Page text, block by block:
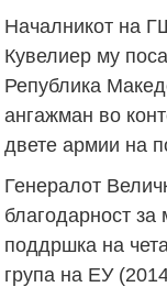
Началникот на
Кувелиер му
Република
ангажман во
двете армии на
Генералот
благодарност за
поддршка на
група на ЕУ